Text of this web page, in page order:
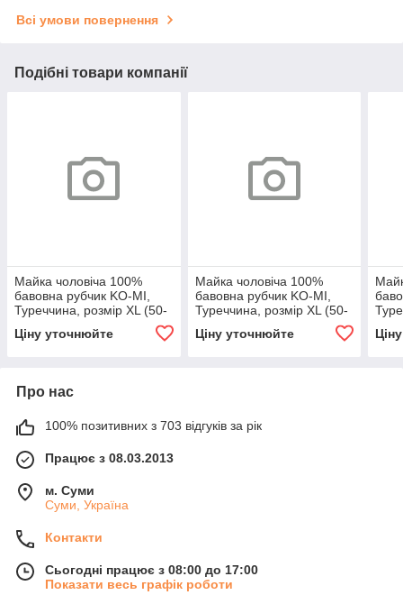
Всі умови повернення
Подібні товари компанії
Майка чоловіча 100%
бавовна рубчик KO-MI,
Туреччина, розмір XL (50-
Ціну уточнюйте
Майка чоловіча 100%
бавовна рубчик KO-MI,
Туреччина, розмір XL (50-
Ціну уточнюйте
Про нас
100% позитивних з 703 відгуків за рік
Працює з 08.03.2013
м. Суми
Суми, Україна
Контакти
Сьогодні працює з 08:00 до 17:00
Показати весь графік роботи